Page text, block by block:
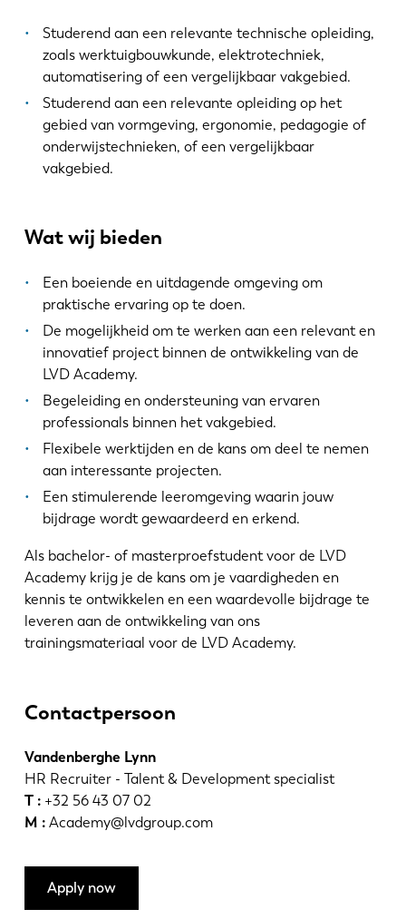
Studerend aan een relevante technische opleiding,
zoals werktuigbouwkunde, elektrotechniek,
automatisering of een vergelijkbaar vakgebied.
Studerend aan een relevante opleiding op het
gebied van vormgeving, ergonomie, pedagogie of
onderwijstechnieken, of een vergelijkbaar
vakgebied.
Wat wij bieden
Een boeiende en uitdagende omgeving om
praktische ervaring op te doen.
De mogelijkheid om te werken aan een relevant en
innovatief project binnen de ontwikkeling van de
LVD Academy.
Begeleiding en ondersteuning van ervaren
professionals binnen het vakgebied.
Flexibele werktijden en de kans om deel te nemen
aan interessante projecten.
Een stimulerende leeromgeving waarin jouw
bijdrage wordt gewaardeerd en erkend.
Als bachelor- of masterproefstudent voor de LVD
Academy krijg je de kans om je vaardigheden en
kennis te ontwikkelen en een waardevolle bijdrage te
leveren aan de ontwikkeling van ons
trainingsmateriaal voor de LVD Academy.
Contactpersoon
Vandenberghe Lynn
HR Recruiter - Talent & Development specialist
T : +32 56 43 07 02
M : Academy@lvdgroup.com
Apply now
EN NL
FR EN-US
KO